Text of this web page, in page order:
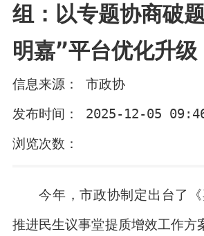
组：以专题协商破
明嘉”平台优化升级
信息来源： 市政协
发布时间： 2025-12-05
浏览次数：
今年，市政协制定出台了
推进民生议事堂提质增效工作方